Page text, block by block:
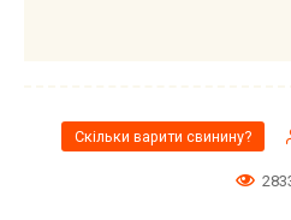
Скільки варити свинину?